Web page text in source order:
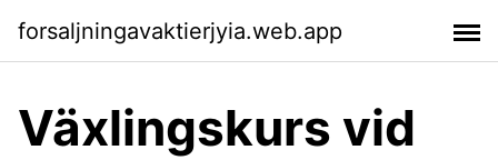
forsaljningavaktierjyia.web.app
Växlingskurs vid